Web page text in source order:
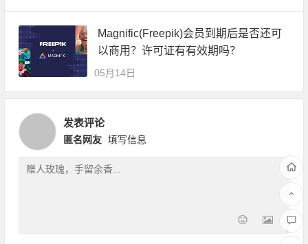
Magnific(Freepik)会员到期后是否还可
以商用？许可证有有效期吗？
05月14日
发表评论
匿名网友 填写信息